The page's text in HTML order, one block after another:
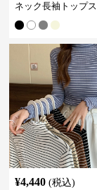
ネック長袖トップス
¥4,440 (税込)